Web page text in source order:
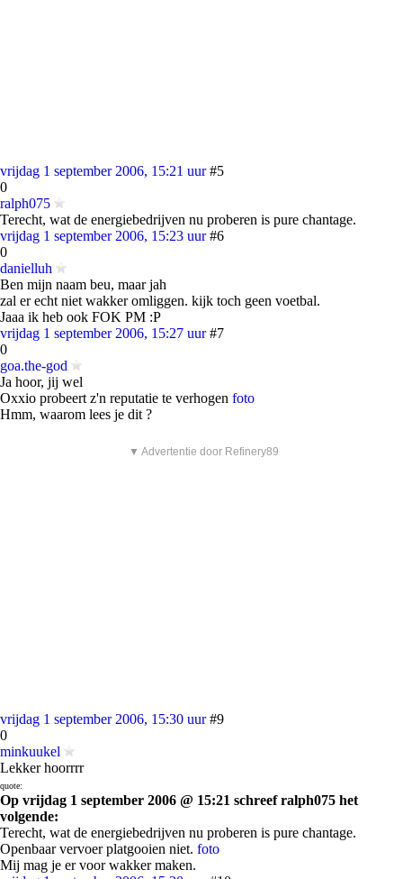
vrijdag 1 september 2006, 15:21 uur #5
0
ralph075
Terecht, wat de energiebedrijven nu proberen is pure chantage.
vrijdag 1 september 2006, 15:23 uur #6
0
danielluh
Ben mijn naam beu, maar jah
zal er echt niet wakker omliggen. kijk toch geen voetbal.
Jaaa ik heb ook FOK PM :P
vrijdag 1 september 2006, 15:27 uur #7
0
goa.the-god
Ja hoor, jij wel
Oxxio probeert z'n reputatie te verhogen foto
Hmm, waarom lees je dit ?
▼ Advertentie door Refinery89
vrijdag 1 september 2006, 15:30 uur #9
0
minkuukel
Lekker hoorrrr
quote:
Op vrijdag 1 september 2006 @ 15:21 schreef ralph075 het
volgende:
Terecht, wat de energiebedrijven nu proberen is pure chantage.
Openbaar vervoer platgooien niet. foto
Mij mag je er voor wakker maken.